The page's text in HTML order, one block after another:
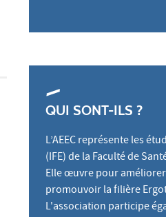
QUI SONT-ILS ?
L’AEEC représente les
(IFE) de la Faculté de
Elle œuvre pour
promouvoir la filière
L'association participe